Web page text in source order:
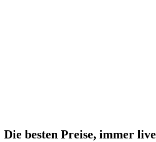
Die besten Preise, immer live